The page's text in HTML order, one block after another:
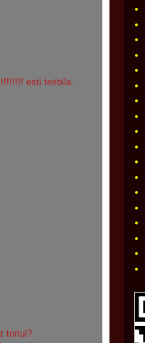
esti teribila.
tortul?